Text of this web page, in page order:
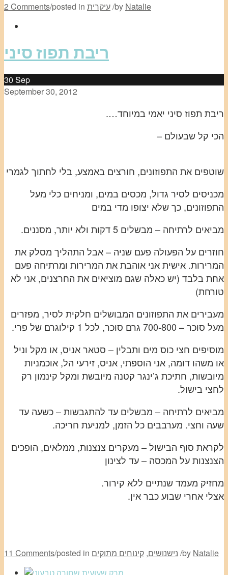
2 Comments/posted in עיקרית/by Natalie
ריבת תפוז סיני
30 Sep
September 30, 2012
ריבת תפוז סיני יאמי במיוחד….
הכי קל שבעולם –
שוטפים את התפוזונים, חורצים באמצע, בלי לחתוך לגמרי
מכניסים לסיר גדול, מכסים במים, ומניחים כלי מעל
התפוזונים, כך שלא יצופו מדי במים
מביאים לרתיחה – מבשלים 5 דקות ולא יותר, מסננים.
חוזרים על הפעולה פעם שניה – אבל התהליך מסלק את
המרירות. אישית אני אוהבת את המרירות ומרתיחה פעם
אחת בלבד (יש כאלה שגם מוציאים את החרצנים, אני לא
טורחת)
מעבירים את התפוזונים המבושלים חלקית לסיר, מפזרים
מעל סוכר – 700-800 גרם סוכר, לכל 1 קילוגרם של פרי.
מוסיפים חצי כוס מים ותבלין – סטאר אניס, או מקל וניל
או משהו דומה, אני הוספתי, אניס, זירעי הל, אוכמניות
מיובשות, חתיכת ג’ינגר קטנה מיובשת ומקל קינמון רק
לחצי בישול.
מביאים לרתיחה – מבשלים עד להתגבשות – כשעה עד
שעה וחצי. מערבבים כל הזמן, למניעת חריכה.
לקראת סוף הבישול – מעקרים צנצנות, ממלאים, הופכים
הצנצנות על המכסה – עד לצינון
מחזיק מעמד שנתיים ללא קירור.
אצלי אחרי שבוע כבר אין.
11 Comments/posted in נישנושים, קינוחים מתוקים /by Natalie